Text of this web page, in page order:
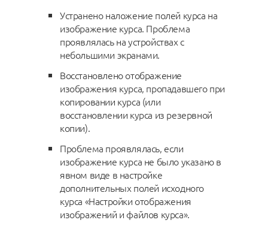
Устранено наложение полей курса на
изображение курса. Проблема
проявлялась на устройствах с
небольшими экранами.
Восстановлено отображение
изображения курса, пропадавшего при
копировании курса (или
восстановлении курса из резервной
копии).
Проблема проявлялась, если
изображение курса не было указано в
явном виде в настройке
дополнительных полей исходного
курса «Настройки отображения
изображений и файлов курса».